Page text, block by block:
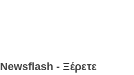
Newsflash - Ξέρετε